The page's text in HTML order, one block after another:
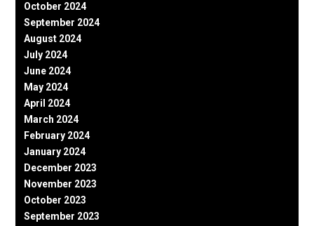
October 2024
September 2024
August 2024
July 2024
June 2024
May 2024
April 2024
March 2024
February 2024
January 2024
December 2023
November 2023
October 2023
September 2023